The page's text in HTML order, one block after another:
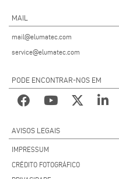
MAIL
mail@elumatec.com
service@elumatec.com
PODE ENCONTRAR-NOS EM
AVISOS LEGAIS
IMPRESSUM
CRÉDITO FOTOGRÁFICO